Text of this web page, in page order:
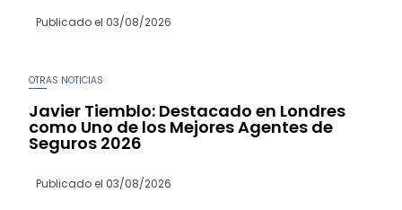
Publicado el 03/08/2026
OTRAS NOTICIAS
Javier Tiemblo: Destacado en Londres
como Uno de los Mejores Agentes de
Seguros 2026
Publicado el 03/08/2026